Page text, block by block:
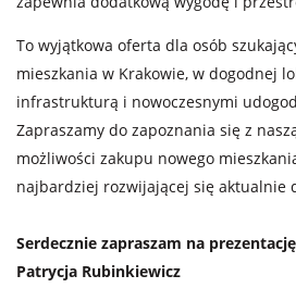
To wyjątkowa oferta dla osób
mieszkania w Krakowie, w dogodnej
infrastrukturą i nowoczesnymi
Zapraszamy do zapoznania się z
możliwości zakupu nowego
najbardziej rozwijającej się aktualnie
Serdecznie zapraszam na prezentację
Patrycja Rubinkiewicz